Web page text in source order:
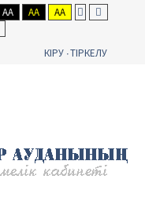
AA AA
AA
КІРУ ТІРКЕЛУ